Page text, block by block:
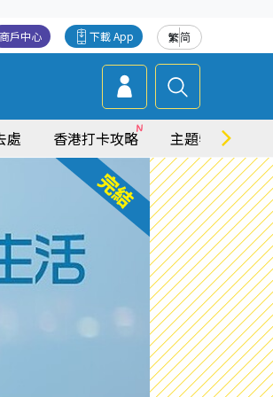
繁简
下載 App
商戶中心
處 香港打卡攻略 主題特集